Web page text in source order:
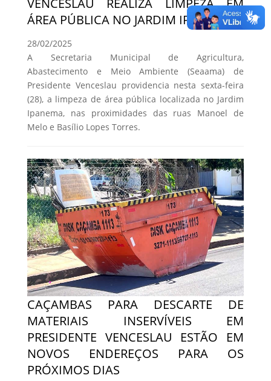
VENCESLAU REALIZA LIMPEZA EM
ÁREA PÚBLICA NO JARDIM IPANEMA
28/02/2025
A Secretaria Municipal de Agricultura,
Abastecimento e Meio Ambiente (Seaama) de
Presidente Venceslau providencia nesta sexta-feira
(28), a limpeza de área pública localizada no Jardim
Ipanema, nas proximidades das ruas Manoel de
Melo e Basílio Lopes Torres.
CAÇAMBAS PARA DESCARTE DE
MATERIAIS INSERVÍVEIS EM
PRESIDENTE VENCESLAU ESTÃO EM
NOVOS ENDEREÇOS PARA OS
PRÓXIMOS DIAS